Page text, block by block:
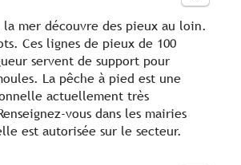
la mer découvre des pieux au loin.
Ces lignes de pieux de 100
servent de support pour
La pêche à pied est une
actuellement très
vous dans les mairies
est autorisée sur le secteur.